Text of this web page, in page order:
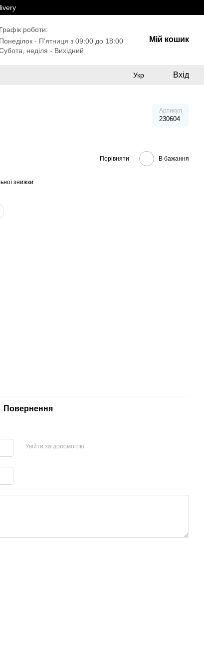
Графік роботи:
Понеділок - Пʼятниця з 09:00 до 18:00
неділя - Вихідний
Мій кошик
Укр Вхід
Артикул
230604
Порівняти В бажання
знижки
Повернення
Увійти за допомогою